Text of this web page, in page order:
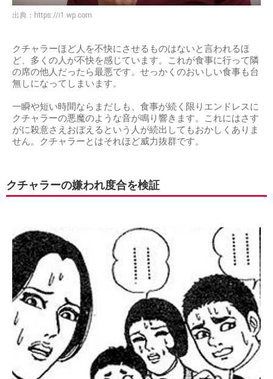
出典： https://i1.wp.com
クチャラーほど人を不快にさせるものはないと言われるほ
ど、多くの人が不快を感じています。これが食事に行って隣
の席の他人だったら最悪です。せっかくのおいしい食事も台
無しになってしまいます。
一瞬や短い時間ならまだしも、食事が続く限りエンドレスに
クチャラーの悪魔のような音が鳴り響きます。これにはさす
がに殺意さえおぼえるという人が続出してもおかしくありま
せん。クチャラーとはそれほど威力抜群です。
クチャラーの嫌われ度合を検証